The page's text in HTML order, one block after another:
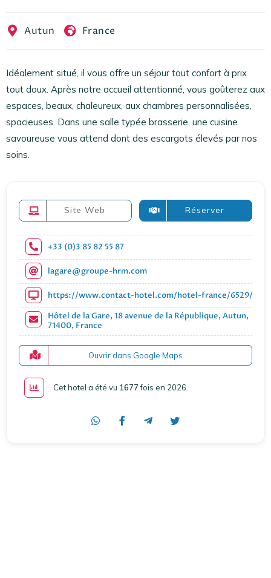
Autun France
Idéalement situé, il vous offre un séjour tout confort à prix
tout doux. Après notre accueil attentionné, vous goûterez aux
espaces, beaux, chaleureux, aux chambres personnalisées,
spacieuses. Dans une salle typée brasserie, une cuisine
savoureuse vous attend dont des escargots élevés par nos
soins.
Site Web Réserver
+33 (0)3 85 82 55 87
lagare@groupe-hrm.com
https://www.contact-hotel.com/hotel-france/6529/
Hôtel de la Gare, 18 avenue de la République, Autun,
71400, France
Ouvrir dans Google Maps
Cet hotel a été vu 1677fois en 2026